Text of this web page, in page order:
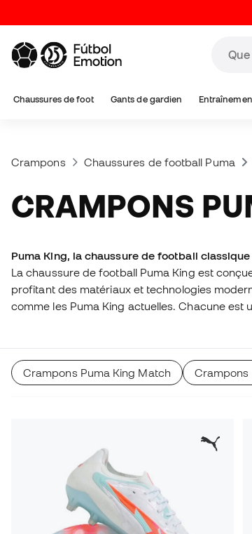
Chaussures de foot Gants de gardien
Crampons Chaussures de football Puma
CRAMPONS
Puma King, la chaussure de football
La chaussure de football Puma King est
profitant des matériaux et technologies
comme les Puma King actuelles. Chacune est
Crampons Puma King Match Crampons